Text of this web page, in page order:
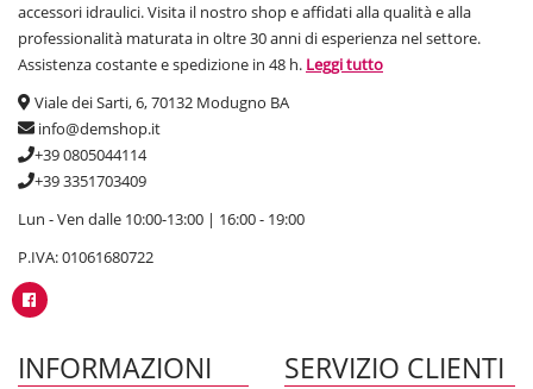
accessori idraulici. Visita il nostro shop e affidati alla qualità e alla
professionalità maturata in oltre 30 anni di esperienza nel settore.
Assistenza costante e spedizione in 48 h. Leggi tutto
Viale dei Sarti, 6, 70132 Modugno BA
info@demshop.it
+39 0805044114
+39 3351703409
Lun - Ven dalle 10:00-13:00 | 16:00 - 19:00
P.IVA: 01061680722
INFORMAZIONI SERVIZIO CLIENTI